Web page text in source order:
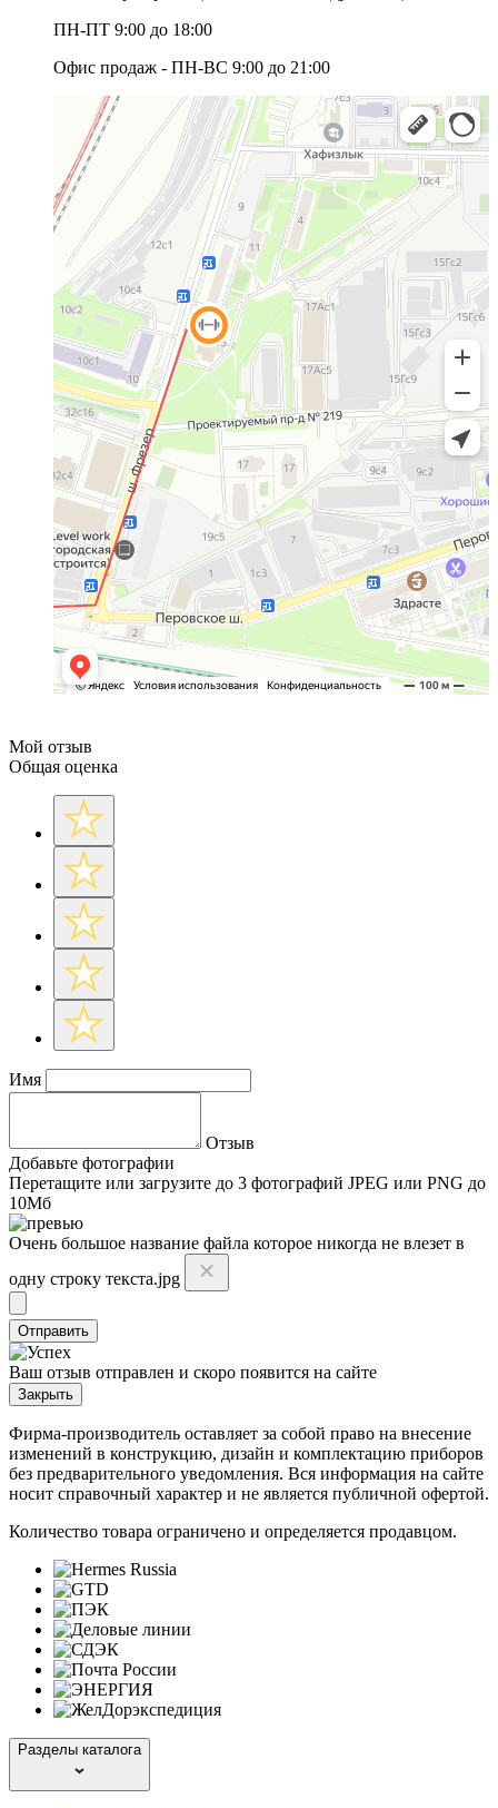
ПН-ПТ 9:00 до 18:00
Офис продаж - ПН-ВС 9:00 до 21:00
Мой отзыв
Общая оценка
Имя
Отзыв
Добавьте фотографии
Перетащите или загрузите до 3 фотографий JPEG или PNG до
10Мб
Очень большое название файла которое никогда не влезет в
одну строку текста.jpg
Отправить
Ваш отзыв отправлен и скоро появится на сайте
Закрыть
Фирма-производитель оставляет за собой право на внесение
изменений в конструкцию, дизайн и комплектацию приборов
без предварительного уведомления. Вся информация на сайте
носит справочный характер и не является публичной офертой.
Количество товара ограничено и определяется продавцом.
Разделы каталога